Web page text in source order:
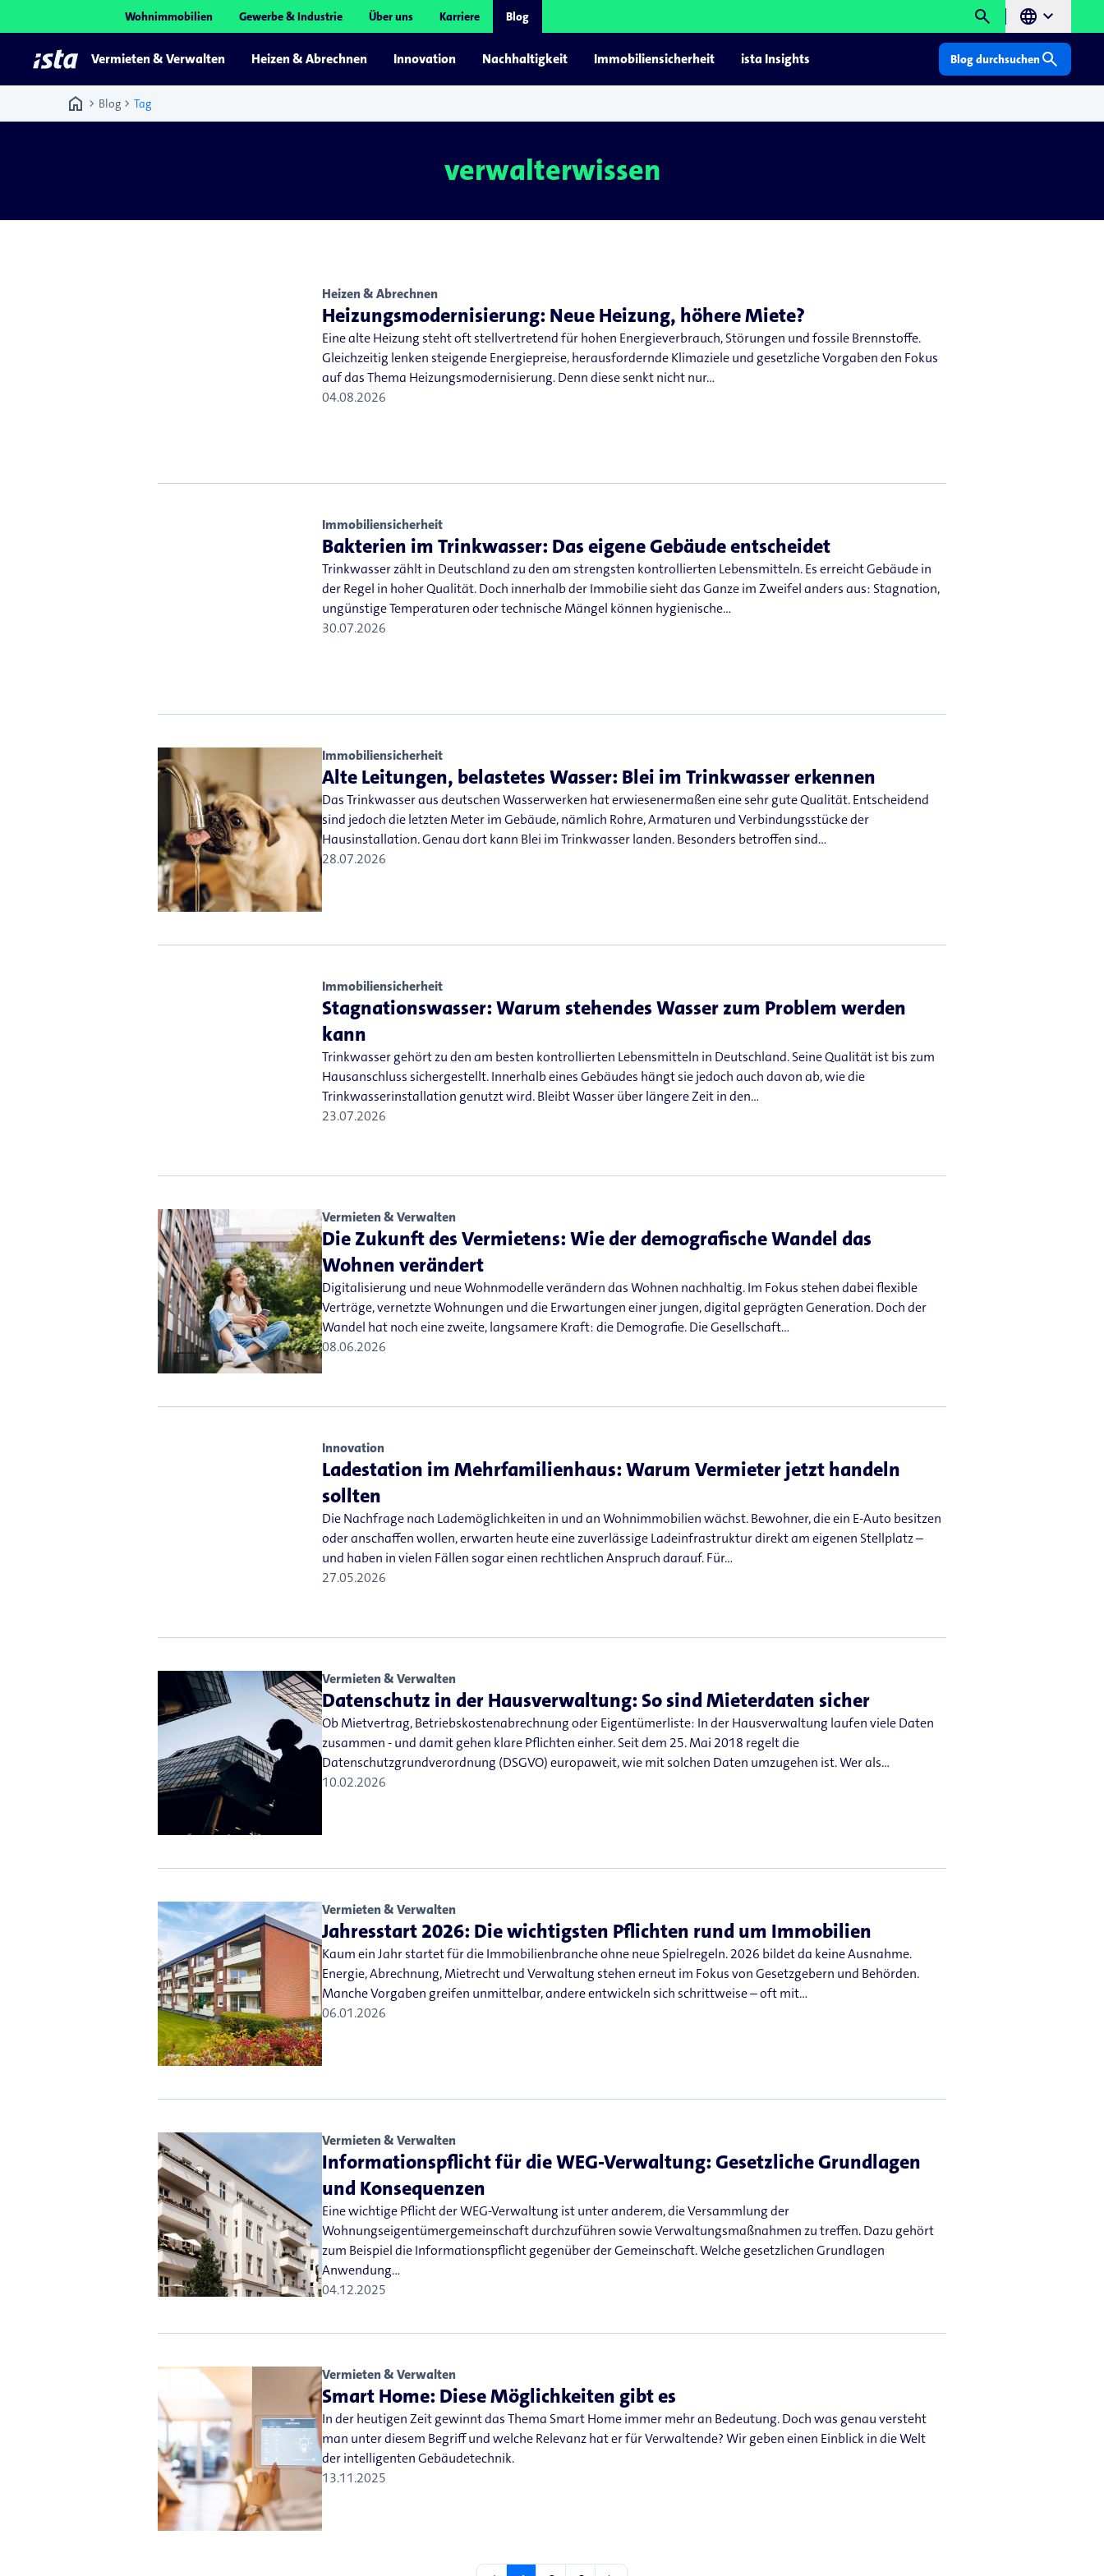
Wohnimmobilien Gewerbe & Industrie Über uns Karriere Blog search language chevron_right
Vermieten & Verwalten Heizen & Abrechnen Innovation Nachhaltigkeit Immobiliensicherheit ista Insights Blog durchsuchensearch
home chevron_right Blog chevron_right Tag
verwalterwissen
Heizen & Abrechnen
Heizungsmodernisierung: Neue Heizung, höhere Miete?
Eine alte Heizung steht oft stellvertretend für hohen Energieverbrauch, Störungen und fossile Brennstoffe.
Gleichzeitig lenken steigende Energiepreise, herausfordernde Klimaziele und gesetzliche Vorgaben den Fokus
auf das Thema Heizungsmodernisierung. Denn diese senkt nicht nur…
04.08.2026
Immobiliensicherheit
Bakterien im Trinkwasser: Das eigene Gebäude entscheidet
Trinkwasser zählt in Deutschland zu den am strengsten kontrollierten Lebensmitteln. Es erreicht Gebäude in
der Regel in hoher Qualität. Doch innerhalb der Immobilie sieht das Ganze im Zweifel anders aus: Stagnation,
ungünstige Temperaturen oder technische Mängel können hygienische…
30.07.2026
Immobiliensicherheit
Alte Leitungen, belastetes Wasser: Blei im Trinkwasser erkennen
Das Trinkwasser aus deutschen Wasserwerken hat erwiesenermaßen eine sehr gute Qualität. Entscheidend
sind jedoch die letzten Meter im Gebäude, nämlich Rohre, Armaturen und Verbindungsstücke der
Hausinstallation. Genau dort kann Blei im Trinkwasser landen. Besonders betroffen sind…
28.07.2026
Immobiliensicherheit
Stagnationswasser: Warum stehendes Wasser zum Problem werden
kann
Trinkwasser gehört zu den am besten kontrollierten Lebensmitteln in Deutschland. Seine Qualität ist bis zum
Hausanschluss sichergestellt. Innerhalb eines Gebäudes hängt sie jedoch auch davon ab, wie die
Trinkwasserinstallation genutzt wird. Bleibt Wasser über längere Zeit in den…
23.07.2026
Vermieten & Verwalten
Die Zukunft des Vermietens: Wie der demografische Wandel das
Wohnen verändert
Digitalisierung und neue Wohnmodelle verändern das Wohnen nachhaltig. Im Fokus stehen dabei flexible
Verträge, vernetzte Wohnungen und die Erwartungen einer jungen, digital geprägten Generation. Doch der
Wandel hat noch eine zweite, langsamere Kraft: die Demografie. Die Gesellschaft…
08.06.2026
Innovation
Ladestation im Mehrfamilienhaus: Warum Vermieter jetzt handeln
sollten
Die Nachfrage nach Lademöglichkeiten in und an Wohnimmobilien wächst. Bewohner, die ein E-Auto besitzen
oder anschaffen wollen, erwarten heute eine zuverlässige Ladeinfrastruktur direkt am eigenen Stellplatz –
und haben in vielen Fällen sogar einen rechtlichen Anspruch darauf. Für…
27.05.2026
Vermieten & Verwalten
Datenschutz in der Hausverwaltung: So sind Mieterdaten sicher
Ob Mietvertrag, Betriebskostenabrechnung oder Eigentümerliste: In der Hausverwaltung laufen viele Daten
zusammen - und damit gehen klare Pflichten einher. Seit dem 25. Mai 2018 regelt die
Datenschutzgrundverordnung (DSGVO) europaweit, wie mit solchen Daten umzugehen ist. Wer als…
10.02.2026
Vermieten & Verwalten
Jahresstart 2026: Die wichtigsten Pflichten rund um Immobilien
Kaum ein Jahr startet für die Immobilienbranche ohne neue Spielregeln. 2026 bildet da keine Ausnahme.
Energie, Abrechnung, Mietrecht und Verwaltung stehen erneut im Fokus von Gesetzgebern und Behörden.
Manche Vorgaben greifen unmittelbar, andere entwickeln sich schrittweise – oft mit…
06.01.2026
Vermieten & Verwalten
Informationspflicht für die WEG-Verwaltung: Gesetzliche Grundlagen
und Konsequenzen
Eine wichtige Pflicht der WEG-Verwaltung ist unter anderem, die Versammlung der
Wohnungseigentümergemeinschaft durchzuführen sowie Verwaltungsmaßnahmen zu treffen. Dazu gehört
zum Beispiel die Informationspflicht gegenüber der Gemeinschaft. Welche gesetzlichen Grundlagen
Anwendung…
04.12.2025
Vermieten & Verwalten
Smart Home: Diese Möglichkeiten gibt es
In der heutigen Zeit gewinnt das Thema Smart Home immer mehr an Bedeutung. Doch was genau versteht
man unter diesem Begriff und welche Relevanz hat er für Verwaltende? Wir geben einen Einblick in die Welt
der intelligenten Gebäudetechnik.
13.11.2025